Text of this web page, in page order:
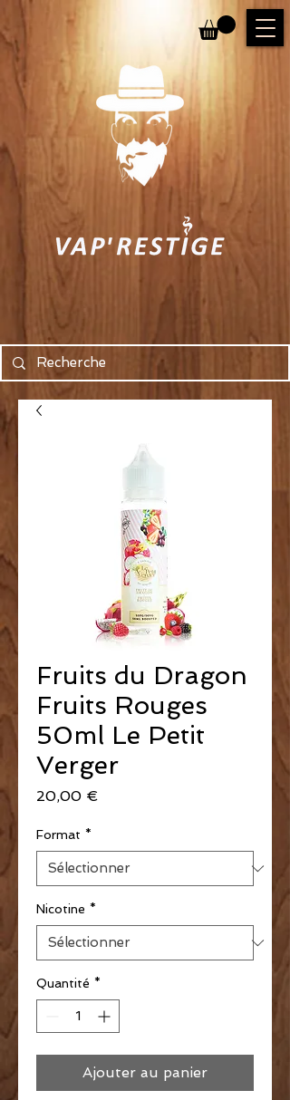
Fruits du Dragon
Fruits Rouges
50ml Le Petit
Verger
20,00 €
Format *
Nicotine *
Quantité *
Ajouter au panier